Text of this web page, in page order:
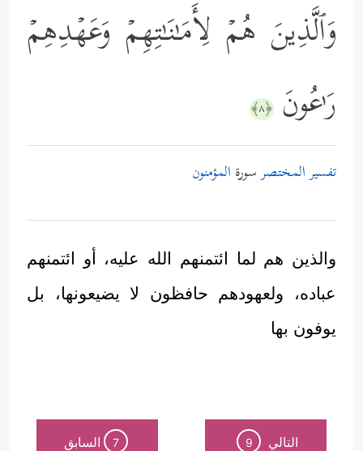
وَٱلَّذِینَ هُمۡ لِأَمَـٰنَـٰتِهِمۡ وَعَهۡدِهِمۡ
رَ ٰ⁠عُونَ ﴿٨﴾
تفسير المختصرسورة المؤمنون
والذين هم لما ائتمنهم الله عليه، أو ائتمنهم
عباده، ولعهودهم حافظون لا يضيعونها، بل
يوفون بها
التالي 9
7 السابق